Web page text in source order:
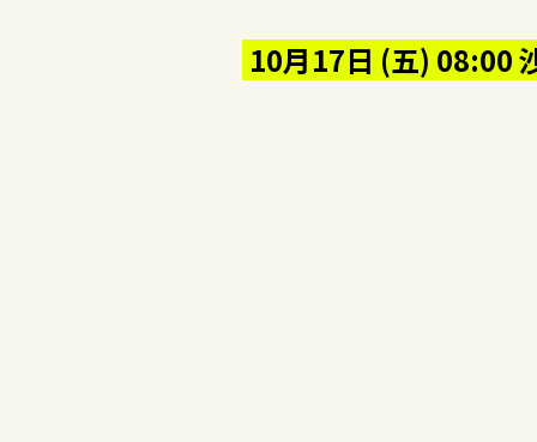
10月17日 (五) 08:00